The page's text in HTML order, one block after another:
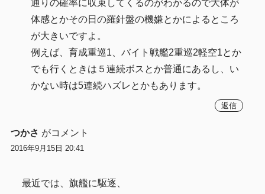
通りの確率に収束してくるのがわかるので大体が
体感とかその日の羅針盤の機嫌とかによるところ
が大きいですよ。
例えば、育成重巡1、バイト戦艦2重巡2軽空1とか
でも行くときは５連続ボスとか普通にあるし、い
かない時は5連続ハズレとかもあります。
返信
つかさ がコメント
2016年9月15日 20:41
最近では、旗艦に駆逐、